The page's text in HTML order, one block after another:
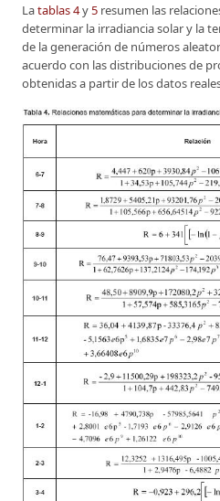
Latablas 4y5 resumen las
determinar la irradiancia solar y la
de la generación de números
acuerdo con las distribuciones de
obtenidas a partir de los datos